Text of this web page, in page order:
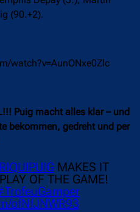
(90.+2).
watch?v=AunONxe0Zlc
Puig macht alles klar – und
bekommen, gedreht und per
MAKES IT
OF THE GAME!
ofNfJNWR93